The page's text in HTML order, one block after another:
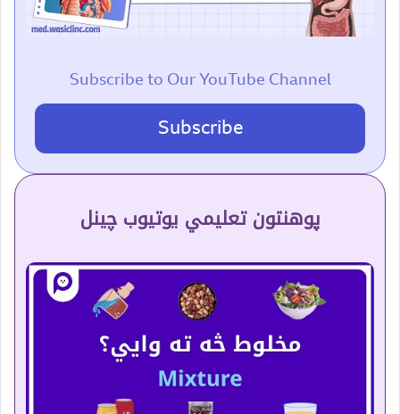
Subscribe to Our YouTube Channel
Subscribe
پوهنتون تعلیمي یوتیوب چینل